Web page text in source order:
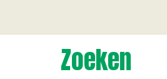
Zoeken